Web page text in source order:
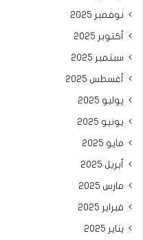
نوفمبر 2025
أكتوبر 2025
سبتمبر 2025
أغسطس 2025
يوليو 2025
يونيو 2025
مايو 2025
أبريل 2025
مارس 2025
فبراير 2025
يناير 2025